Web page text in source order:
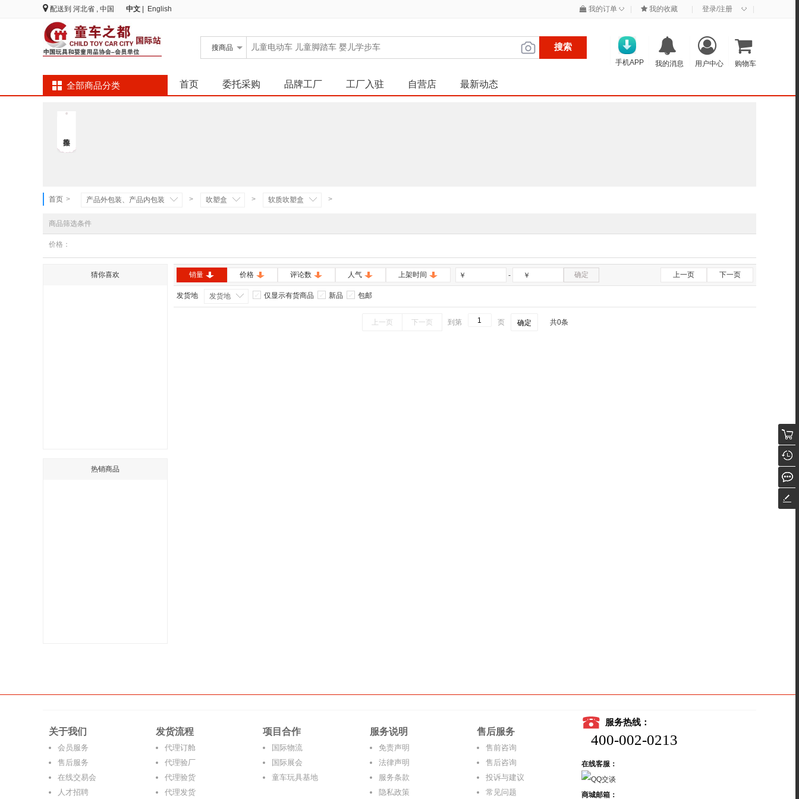
配送到 河北省 , 中国 中文 English 我的订单 ◇ 我的收藏 登录/注册 ◇
搜商品 搜索
购物车
用户中心
我的消息
手机APP
全部商品分类 首页 委托采购 品牌工厂 工厂入驻 自营店 最新动态
首页 > 产品外包装、产品内包装 > 吹塑盒 > 软质吹塑盒 >
商品筛选条件
价格：
猜你喜欢
热销商品
销量 价格 评论数 人气 上架时间 ￥ ￥
- 确定 上一页 下一页
发货地 发货地 仅显示有货商品 新品 包邮
上一页 下一页 到第 页 确定 共0条
关于我们
会员服务
售后服务
在线交易会
人才招聘
发货流程
代理订舱
代理验厂
代理验货
代理发货
项目合作
国际物流
国际展会
童车玩具基地
服务说明
免责声明
法律声明
服务条款
隐私政策
售后服务
售前咨询
售后咨询
投诉与建议
常见问题
服务热线：
400-002-0213
在线客服：
商城邮箱：